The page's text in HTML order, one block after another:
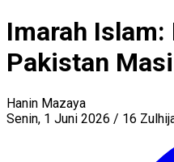
Imarah Islam:
Pakistan
Hanin Mazaya
Senin, 1 Juni 2026 / 16